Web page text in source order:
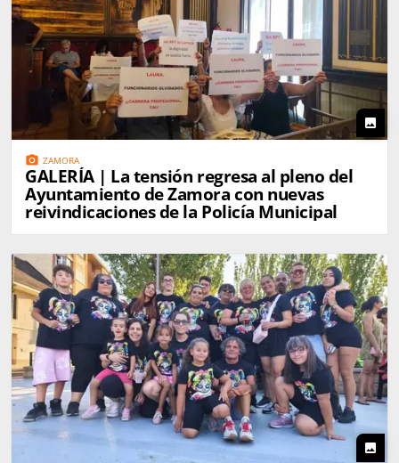
photo
photo_camera ZAMORA
GALERÍA | La tensión regresa al pleno del
Ayuntamiento de Zamora con nuevas
reivindicaciones de la Policía Municipal
photo